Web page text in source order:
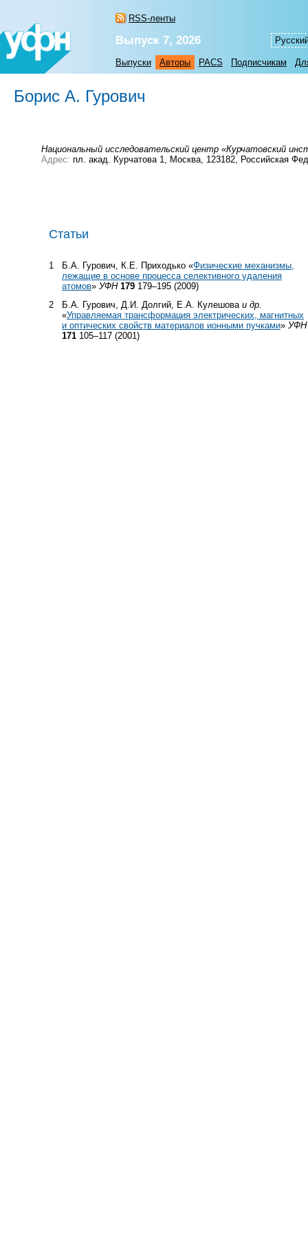
RSS-ленты
Выпуск 7, 2026
Выпуски Авторы PACS Подписчикам
Борис А. Гурович
Национальный исследовательский центр «Курчатовский
Адрес: пл. акад. Курчатова 1, Москва, 123182, Российская
Статьи
1 Б.А. Гурович, К.Е. Приходько «Физические механизмы,
лежащие в основе процесса селективного удаления
атомов» УФН 179 179–195 (2009)
2
Б.А. Гурович, Д.И. Долгий, Е.А. Кулешова и др.
«Управляемая трансформация электрических, магнитных
и оптических свойств материалов ионными пучками» УФН
171 105–117 (2001)